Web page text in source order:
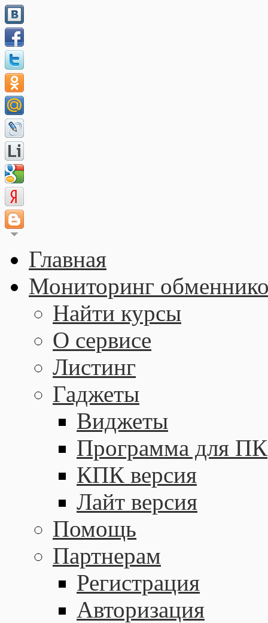
Главная
Мониторинг
Найти курсы
О сервисе
Листинг
Гаджеты
Виджеты
Программа для ПК
КПК версия
Лайт версия
Помощь
Партнерам
Регистрация
Авторизация